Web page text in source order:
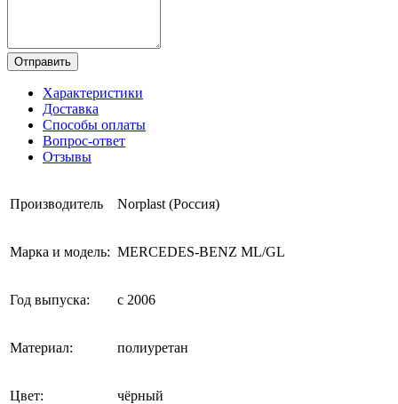
Отправить
Характеристики
Доставка
Способы оплаты
Вопрос-ответ
Отзывы
Производитель Norplast (Россия)
Марка и модель: MERCEDES-BENZ ML/GL
Год выпуска: с 2006
Материал: полиуретан
Цвет: чёрный